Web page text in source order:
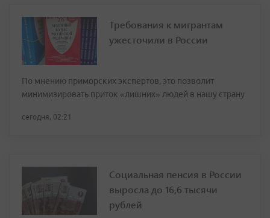
Требования к мигрантам
ужесточили в России
По мнению приморских экспертов, это позволит
минимизировать приток «лишних» людей в нашу страну
сегодня, 02:21
Социальная пенсия в России
выросла до 16,6 тысячи
рублей